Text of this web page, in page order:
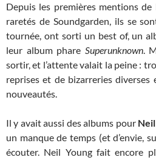
Depuis les premières mentions de
raretés de Soundgarden, ils se
tournée, ont sorti un best of, un
leur album phare Superunknown.
sortir, et l’attente valait la peine :
reprises et de bizarreries diverses
nouveautés.
Il y avait aussi des albums pour
un manque de temps (et d’envie,
écouter. Neil Young fait encore